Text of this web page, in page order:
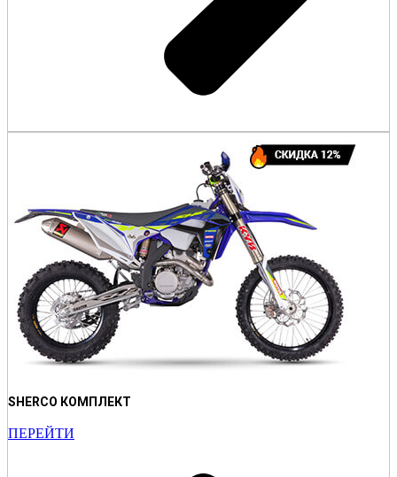
SHERCO КОМПЛЕКТ
ПЕРЕЙТИ